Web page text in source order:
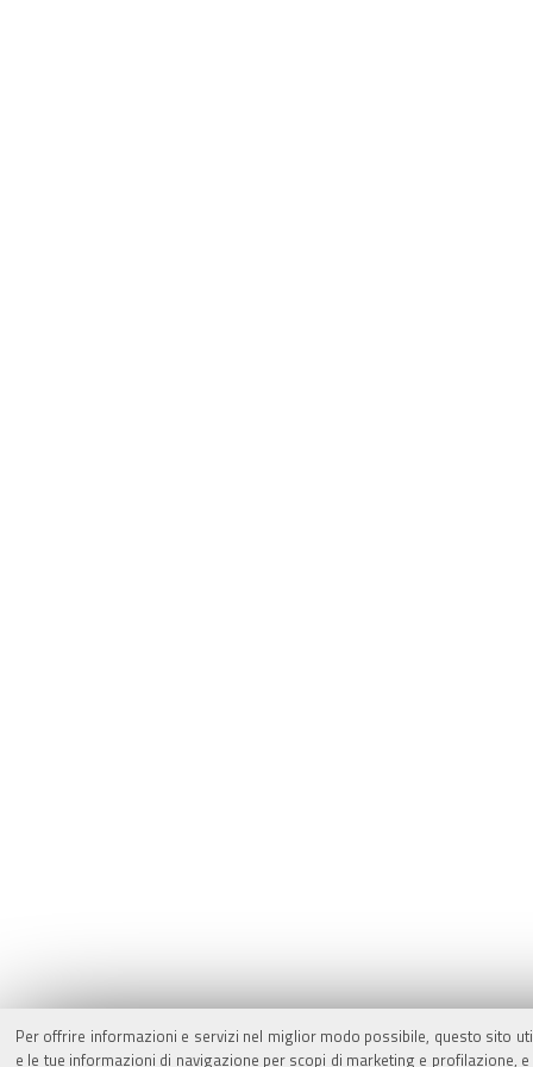
Per offrire informazioni e servizi nel miglior modo possibile, questo sito
e le tue informazioni di navigazione per scopi di marketing e